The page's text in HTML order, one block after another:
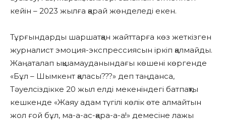
кейін – 2023 жылға қарай жөнделеді екен.
Тұрғындарды шаршатқан жайттарға көз жеткізген
журналист эмоция-экспрессиясын іркіп қалмайды.
Жаңаталап ықшамауданындағы көшені көргенде
«Бұл – Шымкент қаласы???» деп таңданса,
Тәуелсіздікке 20 жыл елді мекеніндегі батпақты
кешкенде «Жаяу адам түгілі көлік өте алмайтын
жол ғой бұл, ма-а-ас-қара-а-а!» демесіне лажы